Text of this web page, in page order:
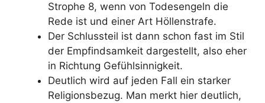
Strophe 8, wenn von Todesengeln die
Rede ist und einer Art Höllenstrafe.
Der Schlussteil ist dann schon fast im Stil
der Empfindsamkeit dargestellt, also eher
in Richtung Gefühlsinnigkeit.
Deutlich wird auf jeden Fall ein starker
Religionsbezug. Man merkt hier deutlich,